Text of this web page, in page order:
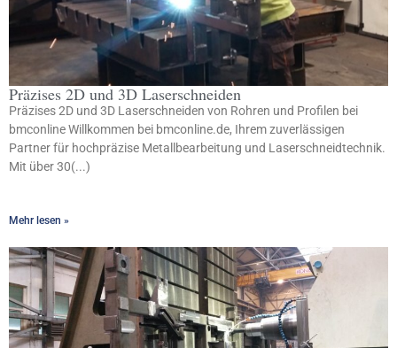
Präzises 2D und 3D Laserschneiden
Präzises 2D und 3D Laserschneiden von Rohren und Profilen bei
bmconline Willkommen bei bmconline.de, Ihrem zuverlässigen
Partner für hochpräzise Metallbearbeitung und Laserschneidtechnik.
Mit über 30(...)
Mehr lesen »